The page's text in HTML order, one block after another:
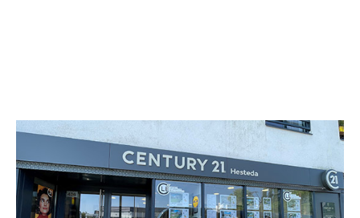
CENTURY 21 Hesteda
436 avenue de la Libération
LE BOUSCAT - 33110